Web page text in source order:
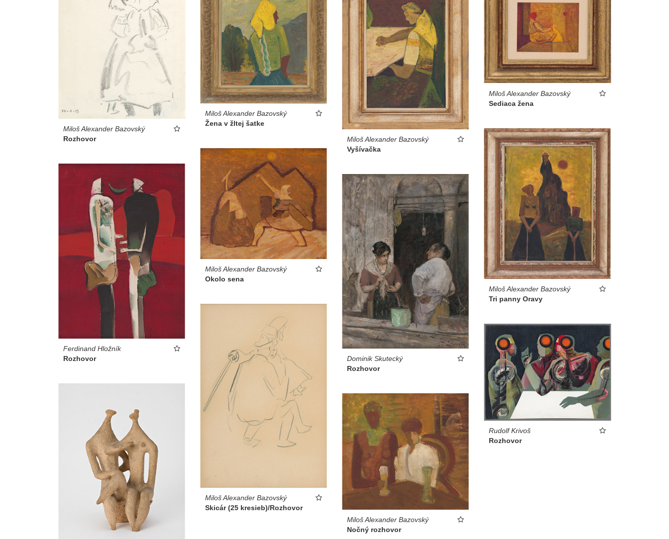
Miloš Alexander Bazovský
Rozhovor
Miloš Alexander Bazovský
Žena v žltej šatke
Miloš Alexander Bazovský
Vyšívačka
Miloš Alexander Bazovský
Sediaca žena
Miloš Alexander Bazovský
Tri panny Oravy
Miloš Alexander Bazovský
Okolo sena
Ferdinand Hložník
Rozhovor
Dominik Skutecký
Rozhovor
Miloš Alexander Bazovský
Skicár (25 kresieb)/Rozhovor
Rudolf Krivoš
Rozhovor
Miloš Alexander Bazovský
Nočný rozhovor